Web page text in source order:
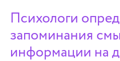
Психологи
запоминания
информации на